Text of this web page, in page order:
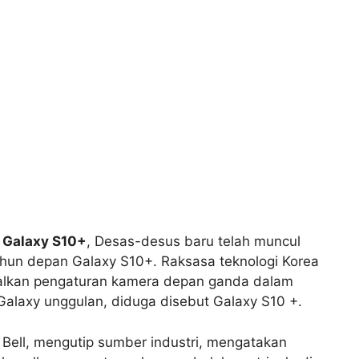
S10+, Desas-desus baru telah muncul
depan Galaxy S10+. Raksasa teknologi Korea
pengaturan kamera depan ganda dalam
unggulan, diduga disebut Galaxy S10 +.
mengutip sumber industri, mengatakan